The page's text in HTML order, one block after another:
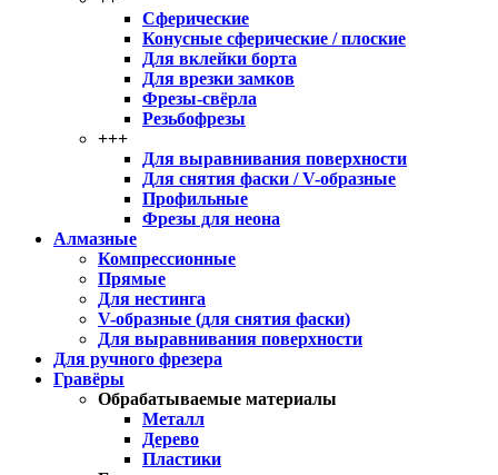
Сферические
Конусные сферические / плоские
Для вклейки борта
Для врезки замков
Фрезы-свёрла
Резьбофрезы
+++
Для выравнивания поверхности
Для снятия фаски / V-образные
Профильные
Фрезы для неона
Алмазные
Компрессионные
Прямые
Для нестинга
V-образные (для снятия фаски)
Для выравнивания поверхности
Для ручного фрезера
Гравёры
Обрабатываемые материалы
Металл
Дерево
Пластики